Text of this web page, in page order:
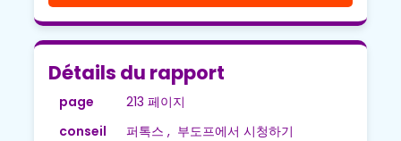
Détails du rapport
page
213 페이지
conseil
퍼톡스 , 부도프에서 시청하기